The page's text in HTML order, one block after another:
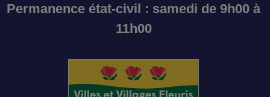
Permanence état-civil : samedi de 9h00 à
11h00